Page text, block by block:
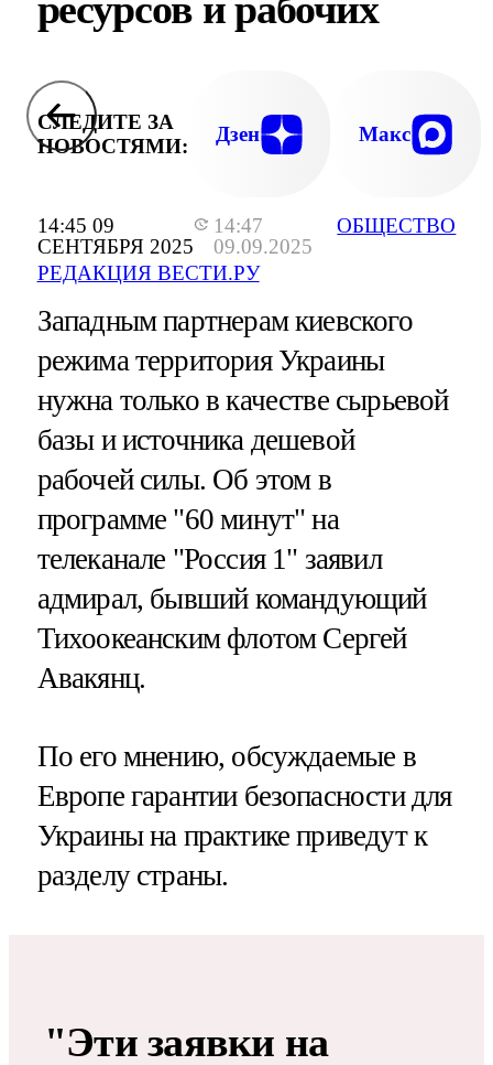
14:45 09
СЕНТЯБРЯ 2025
14:47
09.09.2025
РЕДАКЦИЯ ВЕСТИ.РУ
ОБЩЕСТВО
СЛЕДИТЕ ЗА
НОВОСТЯМИ:
Дзен Макс
Западным партнерам киевского
режима территория Украины
нужна только в качестве сырьевой
базы и источника дешевой
рабочей силы. Об этом в
программе "60 минут" на
телеканале "Россия 1" заявил
адмирал, бывший командующий
Тихоокеанским флотом Сергей
Авакянц.
По его мнению, обсуждаемые в
Европе гарантии безопасности для
Украины на практике приведут к
разделу страны.
"Эти заявки на